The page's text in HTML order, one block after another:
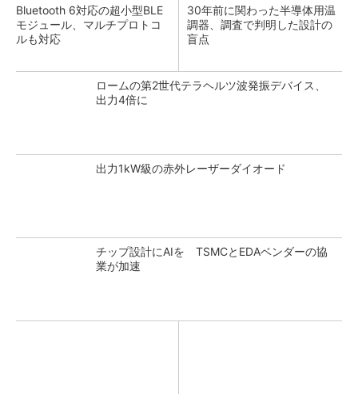
Bluetooth 6対応の超小型BLE
モジュール、マルチプロトコ
ルも対応
30年前に関わった半導体用温
調器、調査で判明した設計の
盲点
ロームの第2世代テラヘルツ波発振デバイス、
出力4倍に
出力1kW級の赤外レーザーダイオード
チップ設計にAIを TSMCとEDAベンダーの協
業が加速